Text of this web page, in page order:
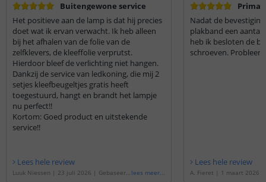
Buitengewone service
Het positieve aan de lamp is dat hij precies
doet wat ik ervan verwacht. Ik heb alleen
bij het afhalen van de folie van de
zelfklevers, de kleeffolie verprutst.
Hierdoor bleef de verlichting niet hangen.
Dankzij de service van ledkoning, die mij 2
setjes kleefbeugeltjes gratis heeft
toegestuurd, hangt en brandt het lampje
nu perfect!!
Kortom: Goed product en uitstekende
service!!
Lees hele review
Luuk Niessen | 23 juli 2026 | Gebaseerd lees meer...
Prima
Nadat de
plakband een aantal
heb ik besloten de
schroeven.
Lees hele review
A. Fieret | 1 maart 2026